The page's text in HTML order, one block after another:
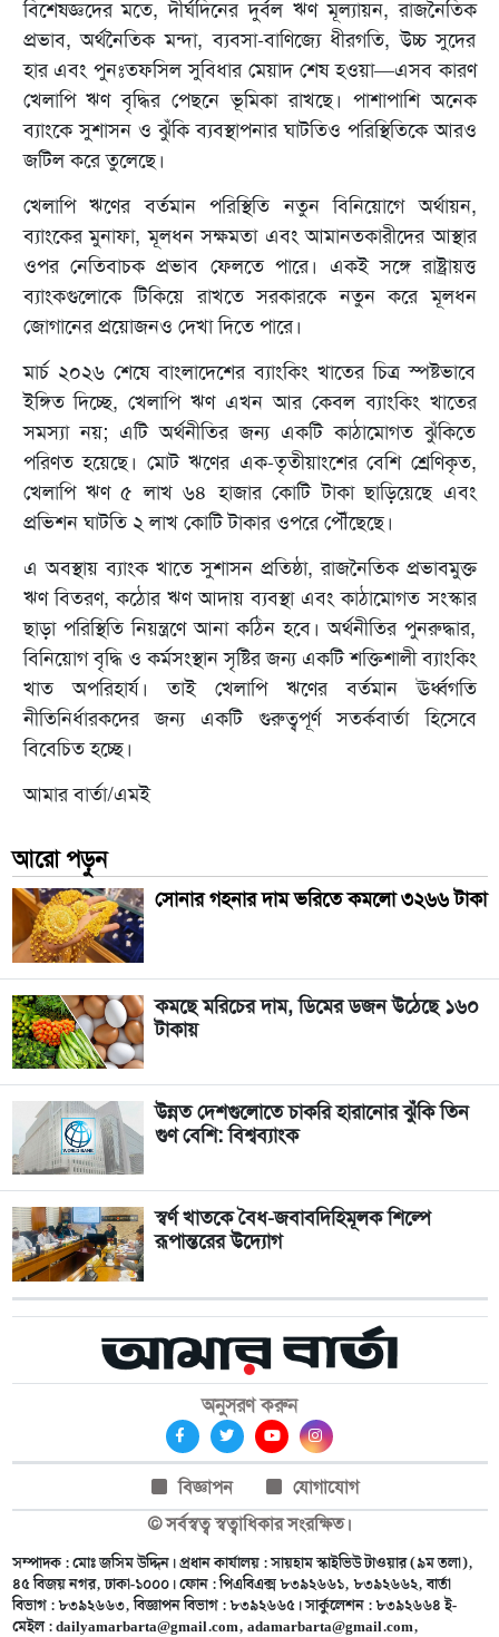
বিশেষজ্ঞদের মতে, দীর্ঘদিনের দুর্বল ঋণ মূল্যায়ন, রাজনৈতিক
প্রভাব, অর্থনৈতিক মন্দা, ব্যবসা-বাণিজ্যে ধীরগতি, উচ্চ সুদের
হার এবং পুনঃতফসিল সুবিধার মেয়াদ শেষ হওয়া—এসব কারণ
খেলাপি ঋণ বৃদ্ধির পেছনে ভূমিকা রাখছে। পাশাপাশি অনেক
ব্যাংকে সুশাসন ও ঝুঁকি ব্যবস্থাপনার ঘাটতিও পরিস্থিতিকে আরও
জটিল করে তুলেছে।
খেলাপি ঋণের বর্তমান পরিস্থিতি নতুন বিনিয়োগে অর্থায়ন,
ব্যাংকের মুনাফা, মূলধন সক্ষমতা এবং আমানতকারীদের আস্থার
ওপর নেতিবাচক প্রভাব ফেলতে পারে। একই সঙ্গে রাষ্ট্রায়ত্ত
ব্যাংকগুলোকে টিকিয়ে রাখতে সরকারকে নতুন করে মূলধন
জোগানের প্রয়োজনও দেখা দিতে পারে।
মার্চ ২০২৬ শেষে বাংলাদেশের ব্যাংকিং খাতের চিত্র স্পষ্টভাবে
ইঙ্গিত দিচ্ছে, খেলাপি ঋণ এখন আর কেবল ব্যাংকিং খাতের
সমস্যা নয়; এটি অর্থনীতির জন্য একটি কাঠামোগত ঝুঁকিতে
পরিণত হয়েছে। মোট ঋণের এক-তৃতীয়াংশের বেশি শ্রেণিকৃত,
খেলাপি ঋণ ৫ লাখ ৬৪ হাজার কোটি টাকা ছাড়িয়েছে এবং
প্রভিশন ঘাটতি ২ লাখ কোটি টাকার ওপরে পৌঁছেছে।
এ অবস্থায় ব্যাংক খাতে সুশাসন প্রতিষ্ঠা, রাজনৈতিক প্রভাবমুক্ত
ঋণ বিতরণ, কঠোর ঋণ আদায় ব্যবস্থা এবং কাঠামোগত সংস্কার
ছাড়া পরিস্থিতি নিয়ন্ত্রণে আনা কঠিন হবে। অর্থনীতির পুনরুদ্ধার,
বিনিয়োগ বৃদ্ধি ও কর্মসংস্থান সৃষ্টির জন্য একটি শক্তিশালী ব্যাংকিং
খাত অপরিহার্য। তাই খেলাপি ঋণের বর্তমান ঊর্ধ্বগতি
নীতিনির্ধারকদের জন্য একটি গুরুত্বপূর্ণ সতর্কবার্তা হিসেবে
বিবেচিত হচ্ছে।
আমার বার্তা/এমই
আরো পড়ুন
সোনার গহনার দাম ভরিতে কমলো ৩২৬৬ টাকা
কমছে মরিচের দাম, ডিমের ডজন উঠেছে ১৬০
টাকায়
উন্নত দেশগুলোতে চাকরি হারানোর ঝুঁকি তিন
গুণ বেশি: বিশ্বব্যাংক
স্বর্ণ খাতকে বৈধ-জবাবদিহিমূলক শিল্পে
রূপান্তরের উদ্যোগ
অনুসরণ করুন
বিজ্ঞাপন
যোগাযোগ
© সর্বস্বত্ব স্বত্বাধিকার সংরক্ষিত।
সম্পাদক : মোঃ জসিম উদ্দিন। প্রধান কার্যালয় : সায়হাম স্কাইভিউ টাওয়ার (৯ম তলা),
৪৫ বিজয় নগর, ঢাকা-১০০০। ফোন : পিএবিএক্স ৮৩৯২৬৬১, ৮৩৯২৬৬২, বার্তা
বিভাগ : ৮৩৯২৬৬৩, বিজ্ঞাপন বিভাগ : ৮৩৯২৬৬৫। সার্কুলেশন : ৮৩৯২৬৬৪ ই-
মেইল :dailyamarbarta@gmail.com,adamarbarta@gmail.com,